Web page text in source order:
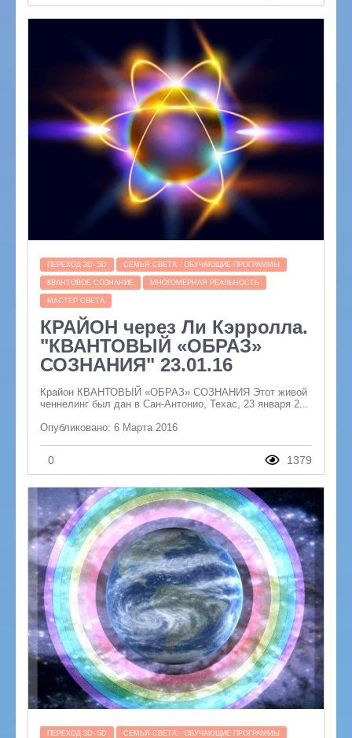
ПЕРЕХОД 3D- 5D СЕМЬЯ СВЕТА - ОБУЧАЮЩИЕ ПРОГРАММЫ
КВАНТОВОЕ СОЗНАНИЕ МНОГОМЕРНАЯ РЕАЛЬНОСТЬ
МАСТЕР СВЕТА
КРАЙОН через Ли Кэрролла.
"КВАНТОВЫЙ «ОБРАЗ»
СОЗНАНИЯ" 23.01.16
Крайон КВАНТОВЫЙ «ОБРАЗ» СОЗНАНИЯ Этот живой
ченнелинг был дан в Сан-Антонио, Техас, 23 января 2...
Опубликовано: 6 Марта 2016
0 1379
ПЕРЕХОД 3D- 5D СЕМЬЯ СВЕТА - ОБУЧАЮЩИЕ ПРОГРАММЫ